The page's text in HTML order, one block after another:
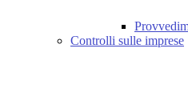
Controlli sulle imprese